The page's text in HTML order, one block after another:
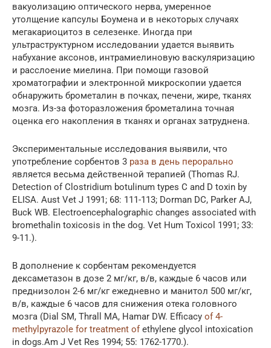
вакуолизацию оптического нерва, умеренное
утолщение капсулы Боумена и в некоторых случаях
мегакариоцитоз в селезенке. Иногда при
ультраструктурном исследовании удается выявить
набухание аксонов, интрамиелиновую васкуляризацию
и расслоение миелина. При помощи газовой
хроматографии и электронной микроскопии удается
обнаружить брометалин в почках, печени, жире, тканях
мозга. Из-за фоторазложения брометалина точная
оценка его накопления в тканях и органах затруднена.
Экспериментальные исследования выявили, что
употребление сорбентов 3 раза в день перорально
является весьма действенной терапией (Thomas RJ.
Detection of Clostridium botulinum types C and D toxin by
ELISA. Aust Vet J 1991; 68: 111-113; Dorman DC, Parker AJ,
Buck WB. Electroencephalographic changes associated with
bromethalin toxicosis in the dog. Vet Hum Toxicol 1991; 33:
9-11.).
В дополнение к сорбентам рекомендуется
дексаметазон в дозе 2 мг/кг, в/в, каждые 6 часов или
преднизолон 2-6 мг/кг ежедневно и манитол 500 мг/кг,
в/в, каждые 6 часов для снижения отека головного
мозга (Dial SM, Thrall MA, Hamar DW. Efficacy of 4-
methylpyrazole for treatment ofethylene glycol intoxication
in dogs.Am J Vet Res 1994; 55: 1762-1770.).